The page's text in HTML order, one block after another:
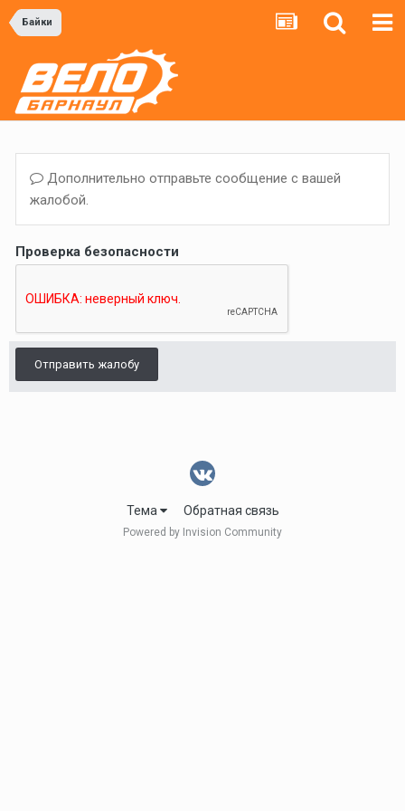
Байки
Дополнительно отправьте сообщение с вашей
жалобой.
Проверка безопасности
Отправить жалобу
Тема Обратная связь
Powered by Invision Community